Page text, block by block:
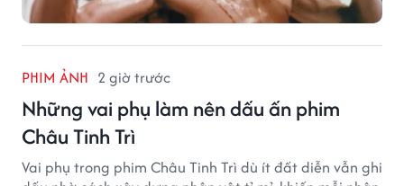
PHIM ẢNH 2 giờ trước
Những vai phụ làm nên dấu ấn phim
Châu Tinh Trì
Vai phụ trong phim Châu Tinh Trì dù ít đất diễn vẫn ghi